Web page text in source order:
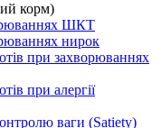
корм)
ШКТ
нирок
при захворюваннях
при алергії
ваги (Satiety)